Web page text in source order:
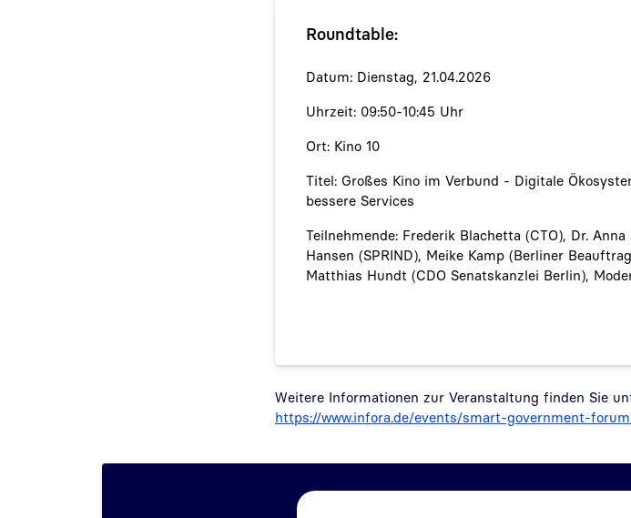
Roundtable:
Datum: Dienstag, 21.04.2026
Uhrzeit: 09:50-10:45 Uhr
Ort: Kino 10
Titel: Großes Kino im Verbund - Digitale
bessere Services
Teilnehmende: Frederik Blachetta (CTO), Dr.
Hansen (SPRIND), Meike Kamp (Berliner
Matthias Hundt (CDO Senatskanzlei Berlin),
Weitere Informationen zur Veranstaltung finden Sie
https://www.infora.de/events/smart-government-